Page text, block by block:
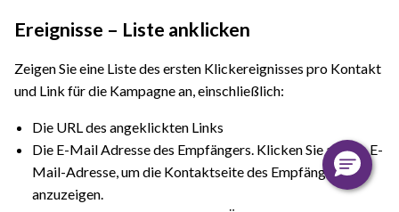
Ereignisse – Liste anklicken
Zeigen Sie eine Liste des ersten Klickereignisses pro Kontakt
und Link für die Kampagne an, einschließlich:
Die URL des angeklickten Links
Die E-Mail Adresse des Empfängers. Klicken Sie auf die E-
Mail-Adresse, um die Kontaktseite des Empfängers
anzuzeigen.